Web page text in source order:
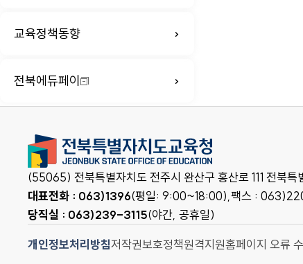
교육정책동향
전북에듀페이
(55065) 전북특별자치도 전주시 완산구 홍산로 111 전북특
대표전화 : 063)1396(평일: 9:00~18:00),팩스 :
당직실 : 063)239-3115(야간, 공휴일)
개인정보처리방침저작권보호정책원격지원홈페이지 오류